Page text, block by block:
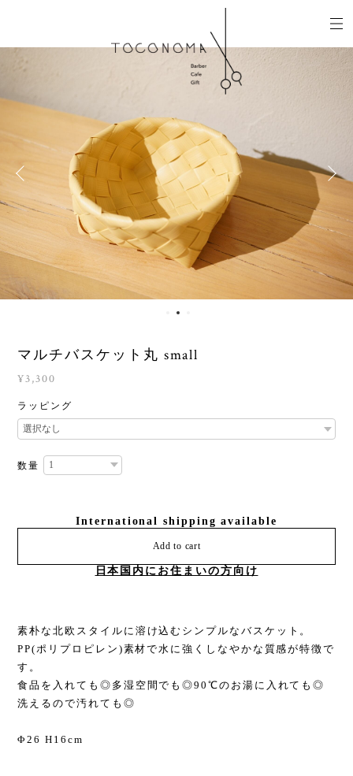
マルチバスケット丸 small
¥3,300
ラッピング
数量
International shipping available
Add to cart
日本国内にお住まいの方向け
素朴な北欧スタイルに溶け込むシンプルなバスケット。
PP(ポリプロピレン)素材で水に強くしなやかな質感が特徴で
す。
食品を入れても◎多湿空間でも◎90℃のお湯に入れても◎
洗えるので汚れても◎
Φ26 H16cm